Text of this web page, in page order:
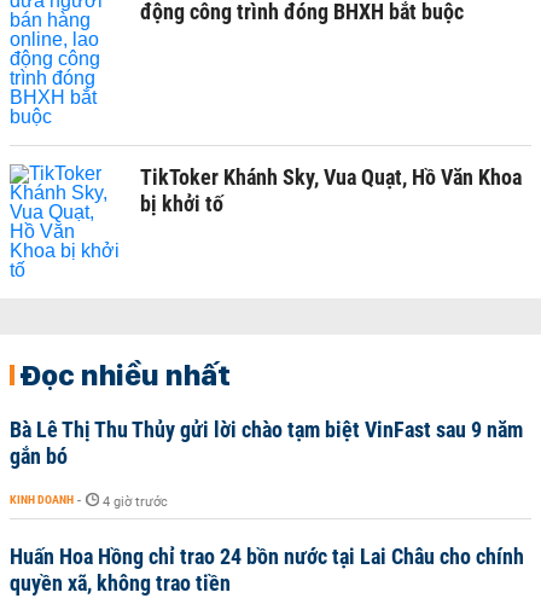
động công trình đóng BHXH bắt buộc
TikToker Khánh Sky, Vua Quạt, Hồ Văn Khoa
bị khởi tố
Đọc nhiều nhất
Bà Lê Thị Thu Thủy gửi lời chào tạm biệt VinFast sau 9 năm
gắn bó
KINH DOANH - 4 giờ trước
Huấn Hoa Hồng chỉ trao 24 bồn nước tại Lai Châu cho chính
quyền xã, không trao tiền